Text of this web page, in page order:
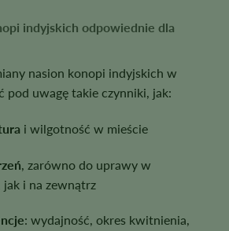
indyjskich odpowiednie dla
nasion konopi indyjskich w
pod uwagę takie czynniki, jak:
i wilgotność w mieście
, zarówno do uprawy w
jak i na zewnątrz
: wydajność, okres kwitnienia,